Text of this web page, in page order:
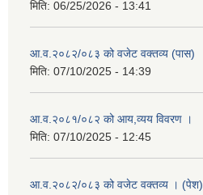
मिति: 06/25/2026 - 13:41
आ.व.२०८२/०८३ को वजेट वक्तव्य (पास)
मिति: 07/10/2025 - 14:39
आ.व.२०८१/०८२ को आय,व्यय विवरण ।
मिति: 07/10/2025 - 12:45
आ.व.२०८२/०८३ को वजेट वक्तव्य । (पेश)